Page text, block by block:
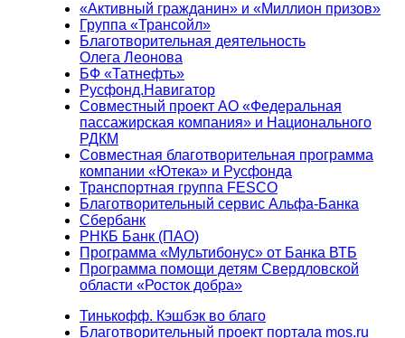
«Активный гражданин» и «Миллион призов»
Группа «Трансойл»
Благотворительная деятельность
Олега Леонова
БФ «Татнефть»
Русфонд.Навигатор
Совместный проект АО «Федеральная
пассажирская компания» и Национального
РДКМ
Совместная благотворительная программа
компании «Ютека» и Русфонда
Транспортная группа FESCO
Благотворительный сервис Альфа-Банка
Сбербанк
РНКБ Банк (ПАО)
Программа «Мультибонус» от Банка ВТБ
Программа помощи детям Свердловской
области «Росток добра»
Тинькофф. Кэшбэк во благо
Благотворительный проект портала mos.ru